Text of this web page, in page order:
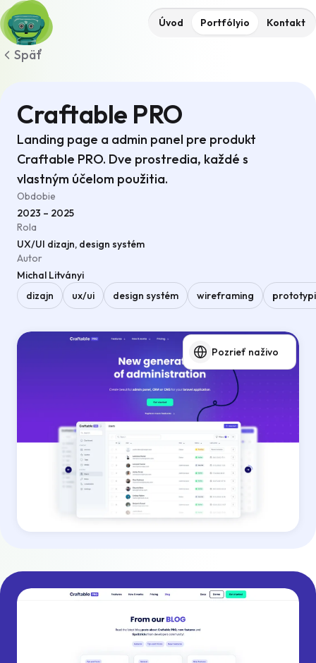
Úvod Portfólyio Kontakt
Späť
Craftable PRO
Landing page a admin panel pre produkt
Craftable PRO. Dve prostredia, každé s
vlastným účelom použitia.
Obdobie
2023 – 2025
Rola
UX/UI dizajn, design systém
Autor
Michal Litványi
dizajn
ux/ui design systém wireframing
Pozrieť naživo